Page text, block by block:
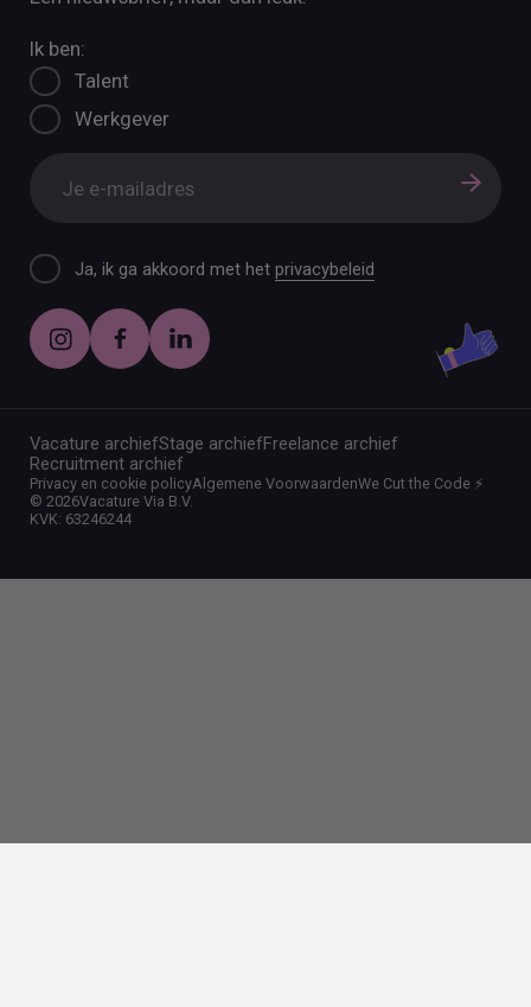
Ik ben:
Talent
Werkgever
Ja, ik ga akkoord met hetprivacybeleid
Vacature archiefStage archiefFreelance archief
Recruitment archief
©2026Vacature Via B.V.
KVK: 63246244
Privacy en cookie policyAlgemene VoorwaardenWe Cut the Code ⚡️